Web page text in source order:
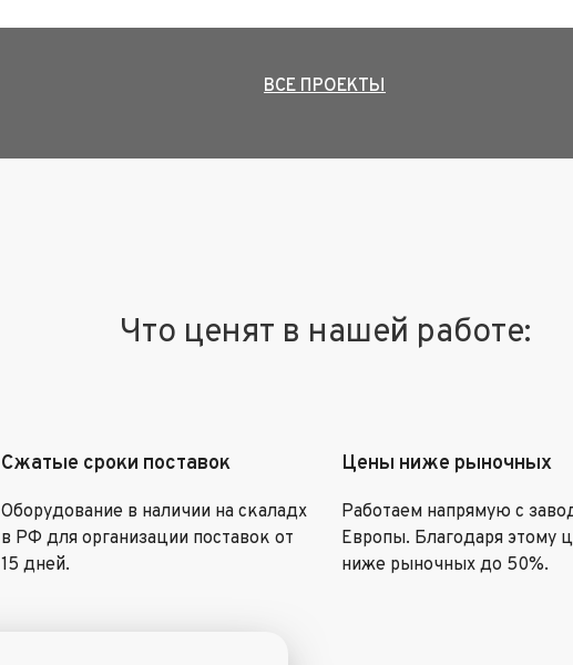
ВСЕ ПРОЕКТЫ
Что ценят в нашей работе:
Сжатые сроки поставок
Оборудование в наличии на скаладх
в РФ для организации поставок от
15 дней.
Цены ниже рыночных
Работаем напрямую с
Европы. Благодаря этому
ниже рыночных до 50%.